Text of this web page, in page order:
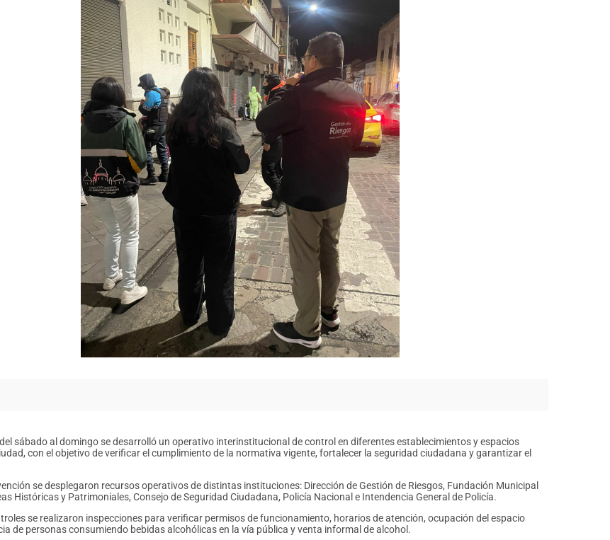
sábado al domingo se desarrolló un operativo interinstitucional de control en diferentes establecimientos y espacios
con el objetivo de verificar el cumplimiento de la normativa vigente, fortalecer la seguridad ciudadana y garantizar el
se desplegaron recursos operativos de distintas instituciones: Dirección de Gestión de Riesgos, Fundación Municipal
Históricas y Patrimoniales, Consejo de Seguridad Ciudadana, Policía Nacional e Intendencia General de Policía.
se realizaron inspecciones para verificar permisos de funcionamiento, horarios de atención, ocupación del espacio
de personas consumiendo bebidas alcohólicas en la vía pública y venta informal de alcohol.